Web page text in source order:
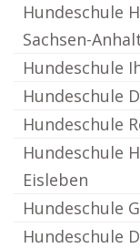
Hundeschule
Sachsen-
Hundeschule
Hundeschule
Hundeschule
Hundeschule
Eisleben
Hundeschule
Hundeschule